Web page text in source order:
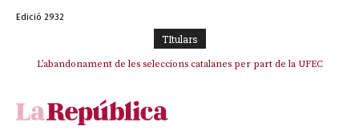
Edició 2932
TItulars
L’abandonament de les seleccions catalanes per part de la UFEC